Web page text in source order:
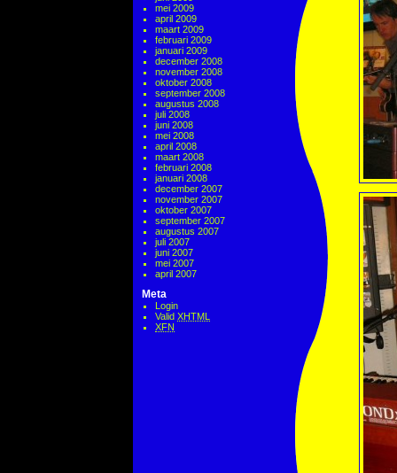
mei 2009
april 2009
maart 2009
februari 2009
januari 2009
december 2008
november 2008
oktober 2008
september 2008
augustus 2008
juli 2008
juni 2008
mei 2008
april 2008
maart 2008
februari 2008
januari 2008
december 2007
november 2007
oktober 2007
september 2007
augustus 2007
juli 2007
juni 2007
mei 2007
april 2007
Meta
Login
Valid XHTML
XFN